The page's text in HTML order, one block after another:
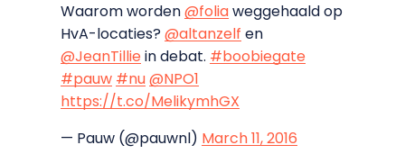
Waarom worden@foliaweggehaald op
HvA-locaties? @altanzelf en
@JeanTilliein debat. #boobiegate
#pauw #nu@NPO1
https://t.co/MelikymhGX
— Pauw (@pauwnl) March 11, 2016